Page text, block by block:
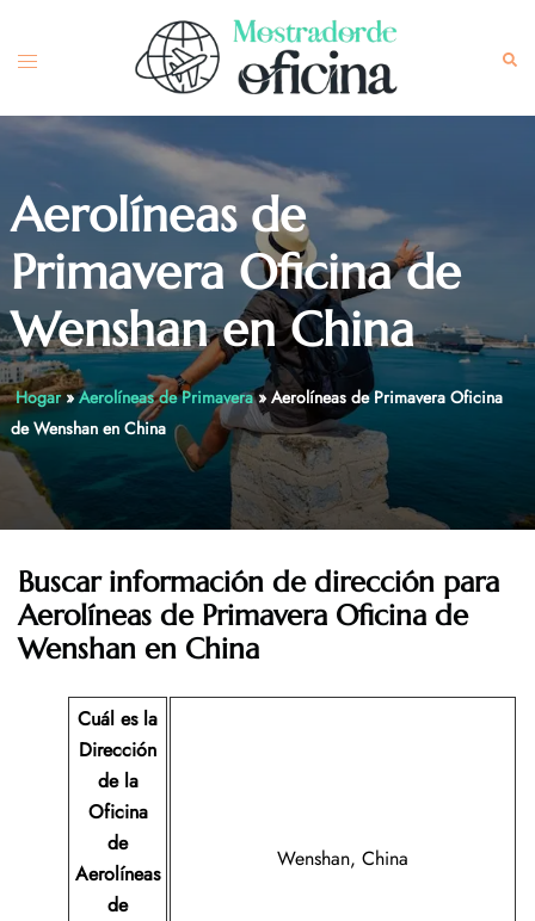
content
Toggle
Aerolíneas de
Primavera Oficina de
Wenshan en China
Hogar»Aerolíneas de Primavera»Aerolíneas de Primavera Oficina
de Wenshan en China
Buscar información de dirección para
Aerolíneas de Primavera Oficina de
Wenshan en China
Cuál es la
Dirección
de la
Oficina
de
Aerolíneas
de
Wenshan, China